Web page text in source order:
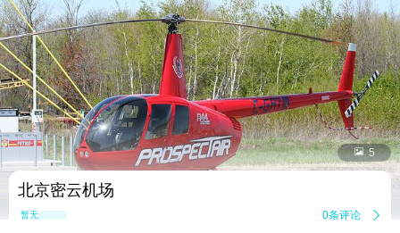
 5
北京密云机场
暂无点评 0条评论 
